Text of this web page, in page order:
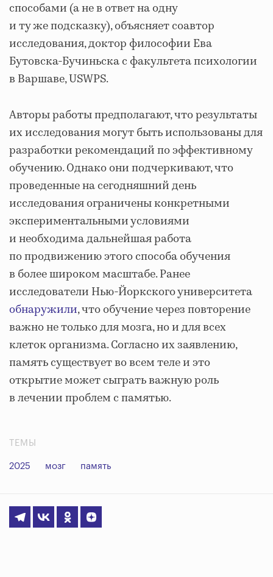
способами (а не в ответ на одну
и ту же подсказку), объясняет соавтор
исследования, доктор философии Ева
Бутовска-Бучиньска с факультета психологии
в Варшаве, USWPS.
Авторы работы предполагают, что результаты
их исследования могут быть использованы для
разработки рекомендаций по эффективному
обучению. Однако они подчеркивают, что
проведенные на сегодняшний день
исследования ограничены конкретными
экспериментальными условиями
и необходима дальнейшая работа
по продвижению этого способа обучения
в более широком масштабе. Ранее
исследователи Нью-Йоркского университета
обнаружили, что обучение через повторение
важно не только для мозга, но и для всех
клеток организма. Согласно их заявлению,
память существует во всем теле и это
открытие может сыграть важную роль
в лечении проблем с памятью.
ТЕМЫ
2025 мозг память